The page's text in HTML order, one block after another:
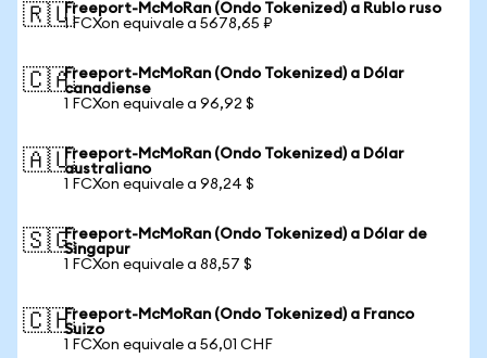
🇷🇺Freeport-McMoRan (Ondo Tokenized) a Rublo ruso
1 FCXon equivale a 5678,65 ₽
🇨🇦Freeport-McMoRan (Ondo Tokenized) a Dólar
canadiense
1 FCXon equivale a 96,92 $
🇦🇺Freeport-McMoRan (Ondo Tokenized) a Dólar
australiano
1 FCXon equivale a 98,24 $
🇸🇬Freeport-McMoRan (Ondo Tokenized) a Dólar de
Singapur
1 FCXon equivale a 88,57 $
🇨🇭Freeport-McMoRan (Ondo Tokenized) a Franco
Suizo
1 FCXon equivale a 56,01 CHF